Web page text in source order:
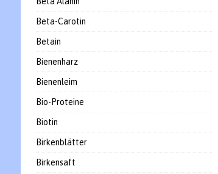
Beta-Carotin
Betain
Bienenharz
Bienenleim
Bio-Proteine
Biotin
Birkenblätter
Birkensaft